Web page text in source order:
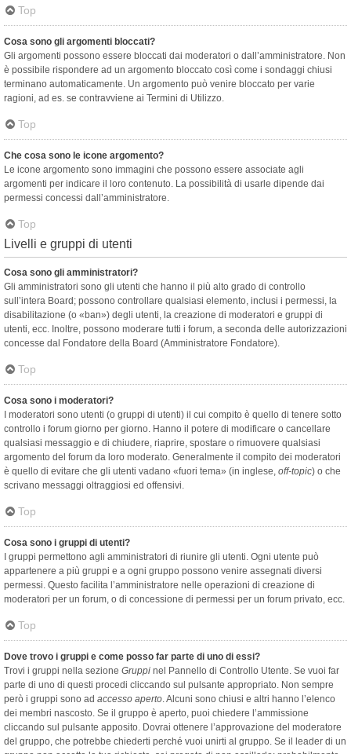
Top
Cosa sono gli argomenti bloccati?
Gli argomenti possono essere bloccati dai moderatori o dall’amministratore. Non
è possibile rispondere ad un argomento bloccato così come i sondaggi chiusi
terminano automaticamente. Un argomento può venire bloccato per varie
ragioni, ad es. se contravviene ai Termini di Utilizzo.
Top
Che cosa sono le icone argomento?
Le icone argomento sono immagini che possono essere associate agli
argomenti per indicare il loro contenuto. La possibilità di usarle dipende dai
permessi concessi dall’amministratore.
Top
Livelli e gruppi di utenti
Cosa sono gli amministratori?
Gli amministratori sono gli utenti che hanno il più alto grado di controllo
sull’intera Board; possono controllare qualsiasi elemento, inclusi i permessi, la
disabilitazione (o «ban») degli utenti, la creazione di moderatori e gruppi di
utenti, ecc. Inoltre, possono moderare tutti i forum, a seconda delle autorizzazioni
concesse dal Fondatore della Board (Amministratore Fondatore).
Top
Cosa sono i moderatori?
I moderatori sono utenti (o gruppi di utenti) il cui compito è quello di tenere sotto
controllo i forum giorno per giorno. Hanno il potere di modificare o cancellare
qualsiasi messaggio e di chiudere, riaprire, spostare o rimuovere qualsiasi
argomento del forum da loro moderato. Generalmente il compito dei moderatori
è quello di evitare che gli utenti vadano «fuori tema» (in inglese, off-topic) o che
scrivano messaggi oltraggiosi ed offensivi.
Top
Cosa sono i gruppi di utenti?
I gruppi permettono agli amministratori di riunire gli utenti. Ogni utente può
appartenere a più gruppi e a ogni gruppo possono venire assegnati diversi
permessi. Questo facilita l’amministratore nelle operazioni di creazione di
moderatori per un forum, o di concessione di permessi per un forum privato, ecc.
Top
Dove trovo i gruppi e come posso far parte di uno di essi?
Trovi i gruppi nella sezione Gruppi nel Pannello di Controllo Utente. Se vuoi far
parte di uno di questi procedi cliccando sul pulsante appropriato. Non sempre
però i gruppi sono ad accesso aperto. Alcuni sono chiusi e altri hanno l’elenco
dei membri nascosto. Se il gruppo è aperto, puoi chiedere l’ammissione
cliccando sul pulsante apposito. Dovrai ottenere l’approvazione del moderatore
del gruppo, che potrebbe chiederti perché vuoi unirti al gruppo. Se il leader di un